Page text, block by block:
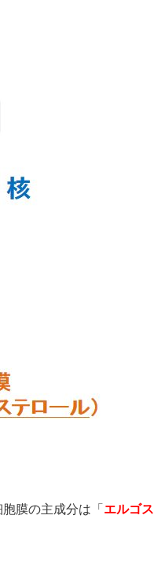
膜の主成分は「エルゴス